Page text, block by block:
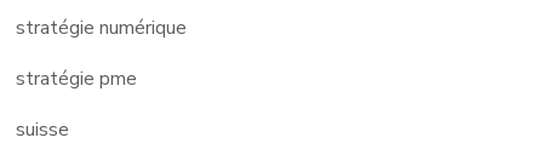
stratégie numérique
stratégie pme
suisse